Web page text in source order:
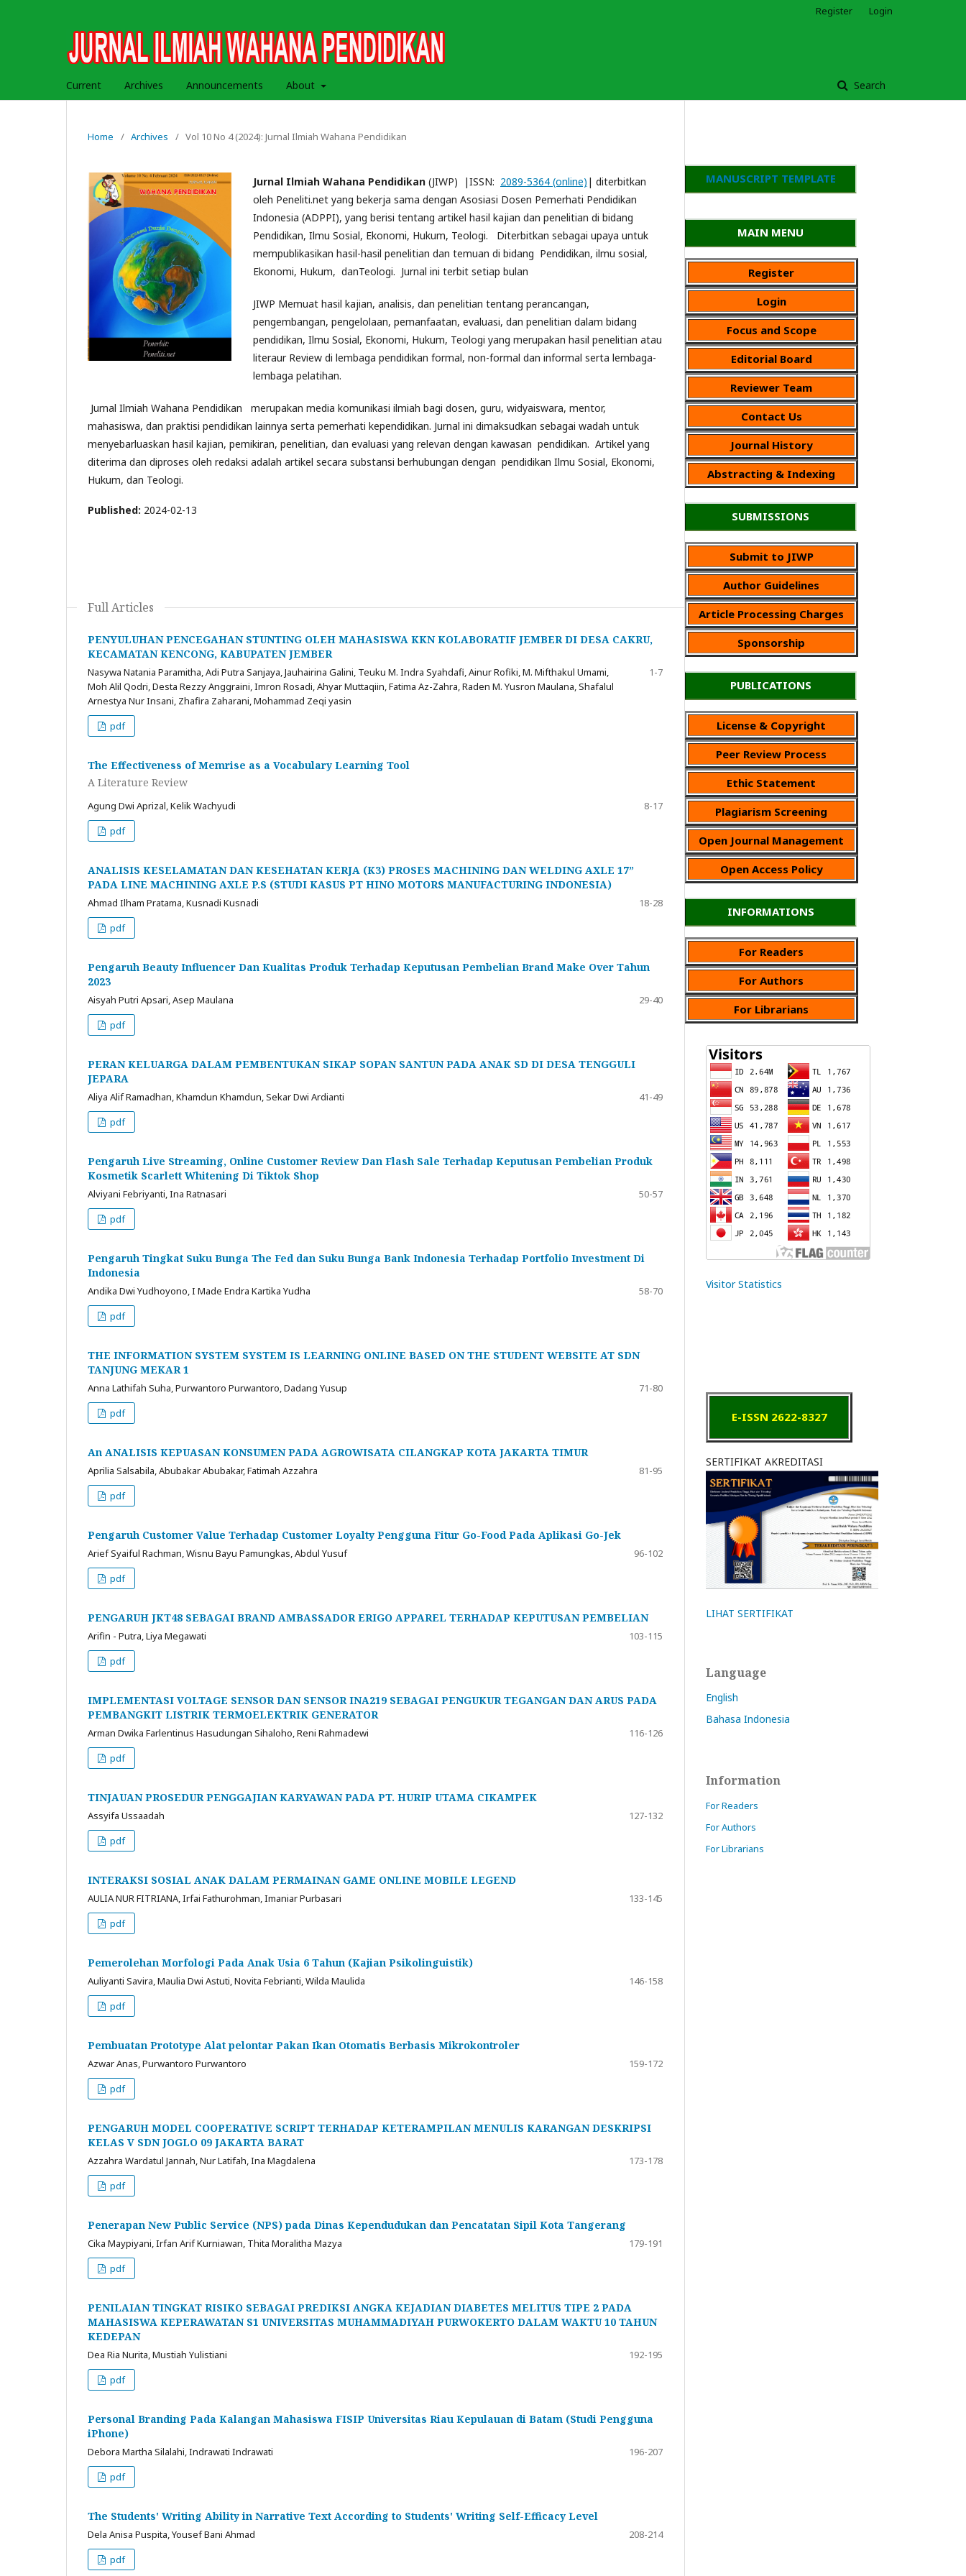
Current Archives Announcements About Search
Register Login
Home / Archives / Vol 10 No 4 (2024): Jurnal Ilmiah Wahana Pendidikan
Jurnal Ilmiah Wahana Pendidikan (JIWP) |ISSN: 2089-5364 (online) | diterbitkan
oleh Peneliti.net yang bekerja sama dengan Asosiasi Dosen Pemerhati Pendidikan
Indonesia (ADPPI), yang berisi tentang artikel hasil kajian dan penelitian di bidang
Pendidikan, Ilmu Sosial, Ekonomi, Hukum, Teologi. Diterbitkan sebagai upaya untuk
mempublikasikan hasil-hasil penelitian dan temuan di bidang Pendidikan, ilmu sosial,
Ekonomi, Hukum, danTeologi. Jurnal ini terbit setiap bulan
JIWP Memuat hasil kajian, analisis, dan penelitian tentang perancangan,
pengembangan, pengelolaan, pemanfaatan, evaluasi, dan penelitian dalam bidang
pendidikan, Ilmu Sosial, Ekonomi, Hukum, Teologi yang merupakan hasil penelitian atau
literaur Review di lembaga pendidikan formal, non-formal dan informal serta lembaga-
lembaga pelatihan.
Jurnal Ilmiah Wahana Pendidikan merupakan media komunikasi ilmiah bagi dosen, guru, widyaiswara, mentor,
mahasiswa, dan praktisi pendidikan lainnya serta pemerhati kependidikan. Jurnal ini dimaksudkan sebagai wadah untuk
menyebarluaskan hasil kajian, pemikiran, penelitian, dan evaluasi yang relevan dengan kawasan pendidikan. Artikel yang
diterima dan diproses oleh redaksi adalah artikel secara substansi berhubungan dengan pendidikan Ilmu Sosial, Ekonomi,
Hukum, dan Teologi.
Published: 2024-02-13
Full Articles
PENYULUHAN PENCEGAHAN STUNTING OLEH MAHASISWA KKN KOLABORATIF JEMBER DI DESA CAKRU,
KECAMATAN KENCONG, KABUPATEN JEMBER
Nasywa Natania Paramitha, Adi Putra Sanjaya, Jauhairina Galini, Teuku M. Indra Syahdafi, Ainur Rofiki, M. Mifthakul Umami,
Moh Alil Qodri, Desta Rezzy Anggraini, Imron Rosadi, Ahyar Muttaqiin, Fatima Az-Zahra, Raden M. Yusron Maulana, Shafalul
Arnestya Nur Insani, Zhafira Zaharani, Mohammad Zeqi yasin
1-7
pdf
The Effectiveness of Memrise as a Vocabulary Learning Tool
A Literature Review
Agung Dwi Aprizal, Kelik Wachyudi
8-17
pdf
ANALISIS KESELAMATAN DAN KESEHATAN KERJA (K3) PROSES MACHINING DAN WELDING AXLE 17”
PADA LINE MACHINING AXLE P.S (STUDI KASUS PT HINO MOTORS MANUFACTURING INDONESIA)
Ahmad Ilham Pratama, Kusnadi Kusnadi
18-28
pdf
Pengaruh Beauty Influencer Dan Kualitas Produk Terhadap Keputusan Pembelian Brand Make Over Tahun
2023
Aisyah Putri Apsari, Asep Maulana
29-40
pdf
PERAN KELUARGA DALAM PEMBENTUKAN SIKAP SOPAN SANTUN PADA ANAK SD DI DESA TENGGULI
JEPARA
Aliya Alif Ramadhan, Khamdun Khamdun, Sekar Dwi Ardianti
41-49
pdf
Pengaruh Live Streaming, Online Customer Review Dan Flash Sale Terhadap Keputusan Pembelian Produk
Kosmetik Scarlett Whitening Di Tiktok Shop
Alviyani Febriyanti, Ina Ratnasari
50-57
pdf
Pengaruh Tingkat Suku Bunga The Fed dan Suku Bunga Bank Indonesia Terhadap Portfolio Investment Di
Indonesia
Andika Dwi Yudhoyono, I Made Endra Kartika Yudha
58-70
pdf
THE INFORMATION SYSTEM SYSTEM IS LEARNING ONLINE BASED ON THE STUDENT WEBSITE AT SDN
TANJUNG MEKAR 1
Anna Lathifah Suha, Purwantoro Purwantoro, Dadang Yusup
71-80
pdf
An ANALISIS KEPUASAN KONSUMEN PADA AGROWISATA CILANGKAP KOTA JAKARTA TIMUR
Aprilia Salsabila, Abubakar Abubakar, Fatimah Azzahra
81-95
pdf
Pengaruh Customer Value Terhadap Customer Loyalty Pengguna Fitur Go-Food Pada Aplikasi Go-Jek
Arief Syaiful Rachman, Wisnu Bayu Pamungkas, Abdul Yusuf
96-102
pdf
PENGARUH JKT48 SEBAGAI BRAND AMBASSADOR ERIGO APPAREL TERHADAP KEPUTUSAN PEMBELIAN
Arifin - Putra, Liya Megawati
103-115
pdf
IMPLEMENTASI VOLTAGE SENSOR DAN SENSOR INA219 SEBAGAI PENGUKUR TEGANGAN DAN ARUS PADA
PEMBANGKIT LISTRIK TERMOELEKTRIK GENERATOR
Arman Dwika Farlentinus Hasudungan Sihaloho, Reni Rahmadewi
116-126
pdf
TINJAUAN PROSEDUR PENGGAJIAN KARYAWAN PADA PT. HURIP UTAMA CIKAMPEK
Assyifa Ussaadah
127-132
pdf
INTERAKSI SOSIAL ANAK DALAM PERMAINAN GAME ONLINE MOBILE LEGEND
AULIA NUR FITRIANA, Irfai Fathurohman, Imaniar Purbasari
133-145
pdf
Pemerolehan Morfologi Pada Anak Usia 6 Tahun (Kajian Psikolinguistik)
Auliyanti Savira, Maulia Dwi Astuti, Novita Febrianti, Wilda Maulida
146-158
pdf
Pembuatan Prototype Alat pelontar Pakan Ikan Otomatis Berbasis Mikrokontroler
Azwar Anas, Purwantoro Purwantoro
159-172
pdf
PENGARUH MODEL COOPERATIVE SCRIPT TERHADAP KETERAMPILAN MENULIS KARANGAN DESKRIPSI
KELAS V SDN JOGLO 09 JAKARTA BARAT
Azzahra Wardatul Jannah, Nur Latifah, Ina Magdalena
173-178
pdf
Penerapan New Public Service (NPS) pada Dinas Kependudukan dan Pencatatan Sipil Kota Tangerang
Cika Maypiyani, Irfan Arif Kurniawan, Thita Moralitha Mazya
179-191
pdf
PENILAIAN TINGKAT RISIKO SEBAGAI PREDIKSI ANGKA KEJADIAN DIABETES MELITUS TIPE 2 PADA
MAHASISWA KEPERAWATAN S1 UNIVERSITAS MUHAMMADIYAH PURWOKERTO DALAM WAKTU 10 TAHUN
KEDEPAN
Dea Ria Nurita, Mustiah Yulistiani
192-195
pdf
Personal Branding Pada Kalangan Mahasiswa FISIP Universitas Riau Kepulauan di Batam (Studi Pengguna
iPhone)
Debora Martha Silalahi, Indrawati Indrawati
196-207
pdf
The Students' Writing Ability in Narrative Text According to Students' Writing Self-Efficacy Level
Dela Anisa Puspita, Yousef Bani Ahmad
208-214
pdf
MANUSCRIPT TEMPLATE
MAIN MENU
Register
Login
Focus and Scope
Editorial Board
Reviewer Team
Contact Us
Journal History
Abstracting & Indexing
SUBMISSIONS
Submit to JIWP
Author Guidelines
Article Processing Charges
Sponsorship
PUBLICATIONS
License & Copyright
Peer Review Process
Ethic Statement
Plagiarism Screening
Open Journal Management
Open Access Policy
INFORMATIONS
For Readers
For Authors
For Librarians
Visitor Statistics
E-ISSN 2622-8327
SERTIFIKAT AKREDITASI
LIHAT SERTIFIKAT
Language
English
Bahasa Indonesia
Information
For Readers
For Authors
For Librarians